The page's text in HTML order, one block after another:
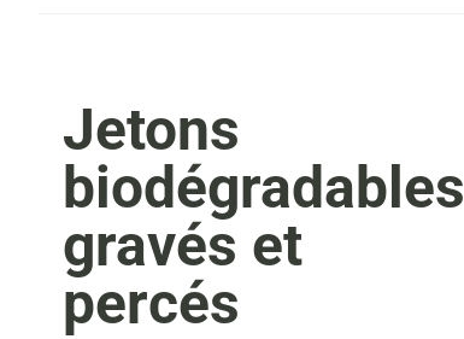
Jetons
biodégradables
gravés et
percés